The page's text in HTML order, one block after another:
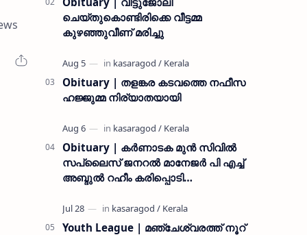
ചെയ്തുകൊണ്ടിരിക്കെ വീട്ടമ്മ
കുഴഞ്ഞുവീണ് മരിച്ചു
Obituary | തളങ്കര കടവത്തെ നഫീസ
ഹജ്ജുമ്മ നിര്യാതയായി
Obituary | കർണാടക മുൻ സിവില്‍
സപ്ലൈസ് ജനറൽ മാനേജർ പി എച്ച്
അബ്ദുൽ റഹീം കരിപ്പൊടി
Youth League | മഞ്ചേശ്വരത്ത് നൂറ്